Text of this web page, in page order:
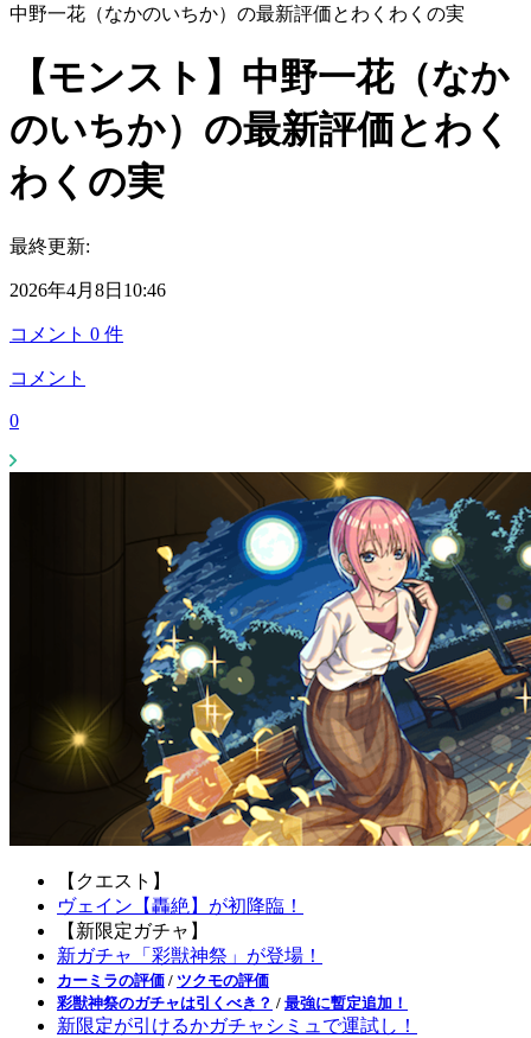
中野一花（なかのいちか）の最新評価とわくわくの実
【モンスト】中野一花（なか
のいちか）の最新評価とわく
わくの実
最終更新:
2026年4月8日10:46
コメント 0 件
コメント
0
【クエスト】
ヴェイン【轟絶】が初降臨！
【新限定ガチャ】
新ガチャ「彩獣神祭」が登場！
カーミラの評価 / ツクモの評価
彩獣神祭のガチャは引くべき？ / 最強に暫定追加！
新限定が引けるかガチャシミュで運試し！